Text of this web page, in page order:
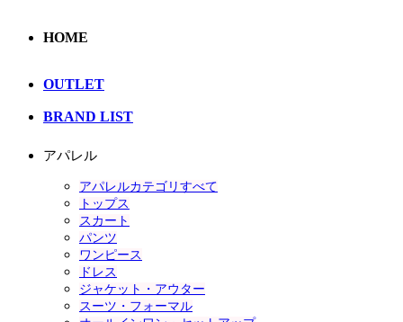
HOME
OUTLET
BRAND LIST
アパレル
アパレルカテゴリすべて
トップス
スカート
パンツ
ワンピース
ドレス
ジャケット・アウター
スーツ・フォーマル